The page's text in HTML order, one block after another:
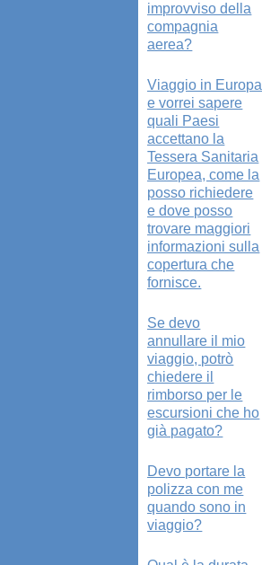
improvviso della
compagnia
aerea?
Viaggio in Europa
e vorrei sapere
quali Paesi
accettano la
Tessera Sanitaria
Europea, come la
posso richiedere
e dove posso
trovare maggiori
informazioni sulla
copertura che
fornisce.
Se devo
annullare il mio
viaggio, potrò
chiedere il
rimborso per le
escursioni che ho
già pagato?
Devo portare la
polizza con me
quando sono in
viaggio?